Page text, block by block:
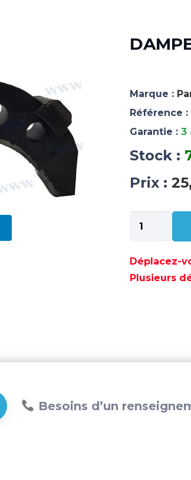
Marque :
Référence :
Garantie : 3
Stock :
Prix :
quantité
de
-
PAF2.6-
Déplacez-
Plusieurs
Besoins d’un